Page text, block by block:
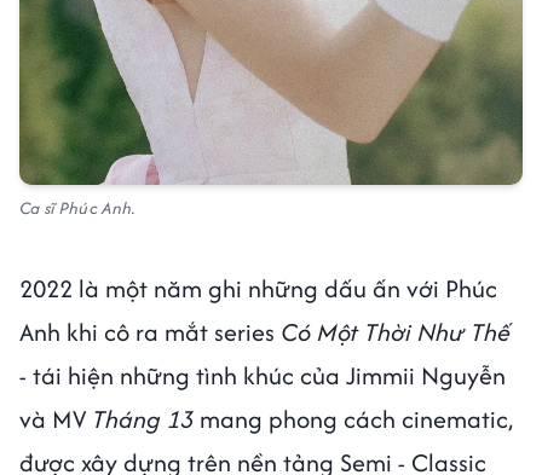
Ca sĩ Phúc Anh.
2022 là một năm ghi những dấu ấn với Phúc
Anh khi cô ra mắt series Có Một Thời Như Thế
- tái hiện những tình khúc của Jimmii Nguyễn
và MV Tháng 13 mang phong cách cinematic,
được xây dựng trên nền tảng Semi - Classic